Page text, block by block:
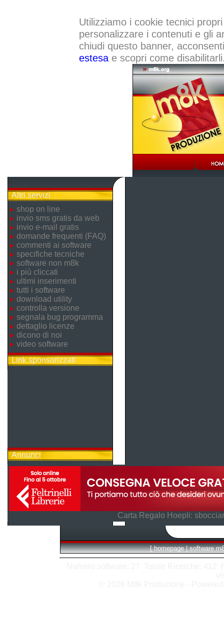
Utilizziamo i cookie tecnici
personalizzare i contenuti e gli
chiudi questo banner,
estesae scopri come
Altri servizi
shop on line
invio sms gratis da web
invio e-mail gratis
domande frequenti (FAQ)
commenti ai software
specifiche tecniche
software non m8k
i più cliccati
ultimi inserimenti
tutti i software
download utility
controlla versione
segnala bug programma
dettaglio licenze
dicono di noi
video software
Link sponsorizzati
Annunci
Carta Regalo Hoepli:
[ homepage | software